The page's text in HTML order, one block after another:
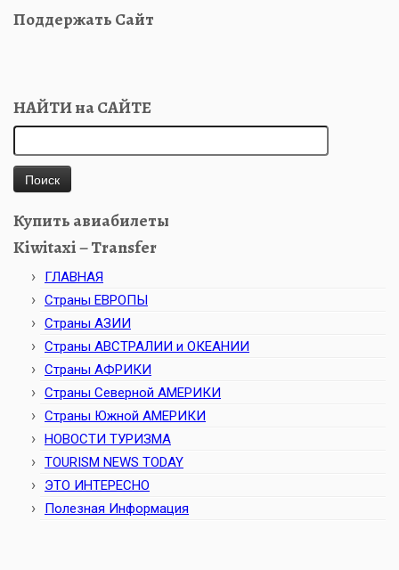
Поддержать Сайт
НАЙТИ на САЙТЕ
Купить авиабилеты
Kiwitaxi – Transfer
ГЛАВНАЯ
Страны ЕВРОПЫ
Страны АЗИИ
Страны АВСТРАЛИИ и ОКЕАНИИ
Страны АФРИКИ
Страны Северной АМЕРИКИ
Страны Южной АМЕРИКИ
НОВОСТИ ТУРИЗМА
TOURISM NEWS TODAY
ЭТО ИНТЕРЕСНО
Полезная Информация